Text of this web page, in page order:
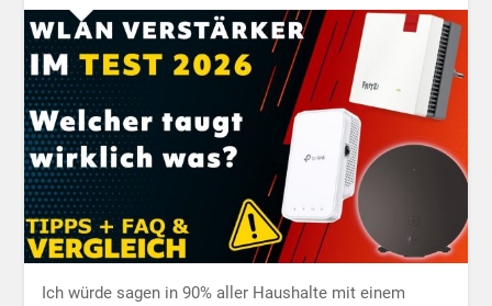
Ich würde sagen in 90% aller Haushalte mit einem